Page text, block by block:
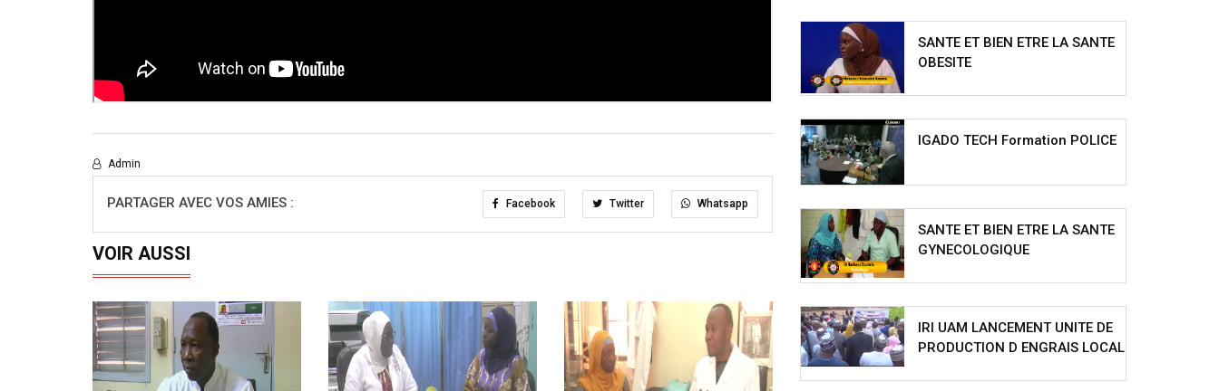
Admin
PARTAGER AVEC VOS AMIES : Facebook Twitter Whatsapp
VOIR AUSSI
SANTE ET BIEN ETRE LA SANTE
OBESITE
IGADO TECH Formation POLICE
SANTE ET BIEN ETRE LA SANTE
GYNECOLOGIQUE
IRI UAM LANCEMENT UNITE DE
PRODUCTION D ENGRAIS LOCAL